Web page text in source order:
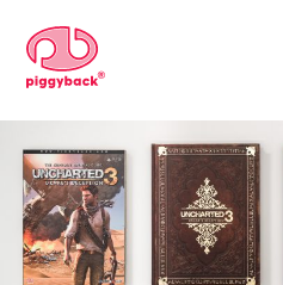
content
Piggyback.com